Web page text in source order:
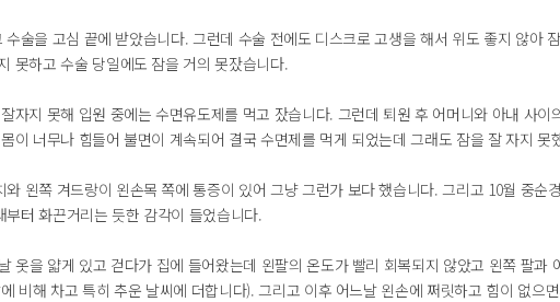
수술을 고심 끝에 받았습니다. 그런데 수술 전에도 디스크로 고생을 해서 위도 좋지 않아
못하고 수술 당일에도 잠을 거의 못잤습니다.
자지 못해 입원 중에는 수면유도제를 먹고 잤습니다. 그런데 퇴원 후 어머니와 아내 사이
이 너무나 힘들어 불면이 계속되어 결국 수면제를 먹게 되었는데 그래도 잠을 잘 자지 못
왼쪽 겨드랑이 왼손목 쪽에 통증이 있어 그냥 그런가 보다 했습니다. 그리고 10월 중순
터 화끈거리는 듯한 감각이 들었습니다.
옷을 얇게 있고 걷다가 집에 들어왔는데 왼팔의 온도가 빨리 회복되지 않았고 왼쪽 팔과
비해 차고 특히 추운 날씨에 더합니다). 그리고 이후 어느날 왼손에 쩌릿하고 힘이 없으